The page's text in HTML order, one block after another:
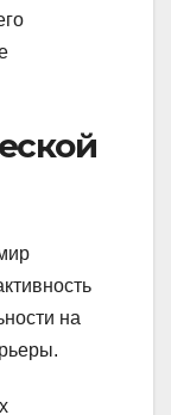
на